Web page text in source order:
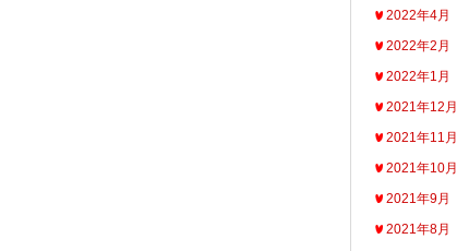
2022年4月
2022年2月
2022年1月
2021年12月
2021年11月
2021年10月
2021年9月
2021年8月